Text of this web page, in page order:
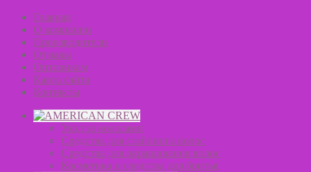
Главная
О компании
Производители
Отзывы
Оптовикам
Карта сайта
Контакты
Уход за волосами
Средства для стайлинга волос
Средства для окрашивания волос
Косметика и средства для бритья